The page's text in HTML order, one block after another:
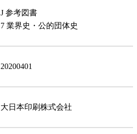
J 参考図書
7 業界史・公的団体史
20200401
大日本印刷株式会社